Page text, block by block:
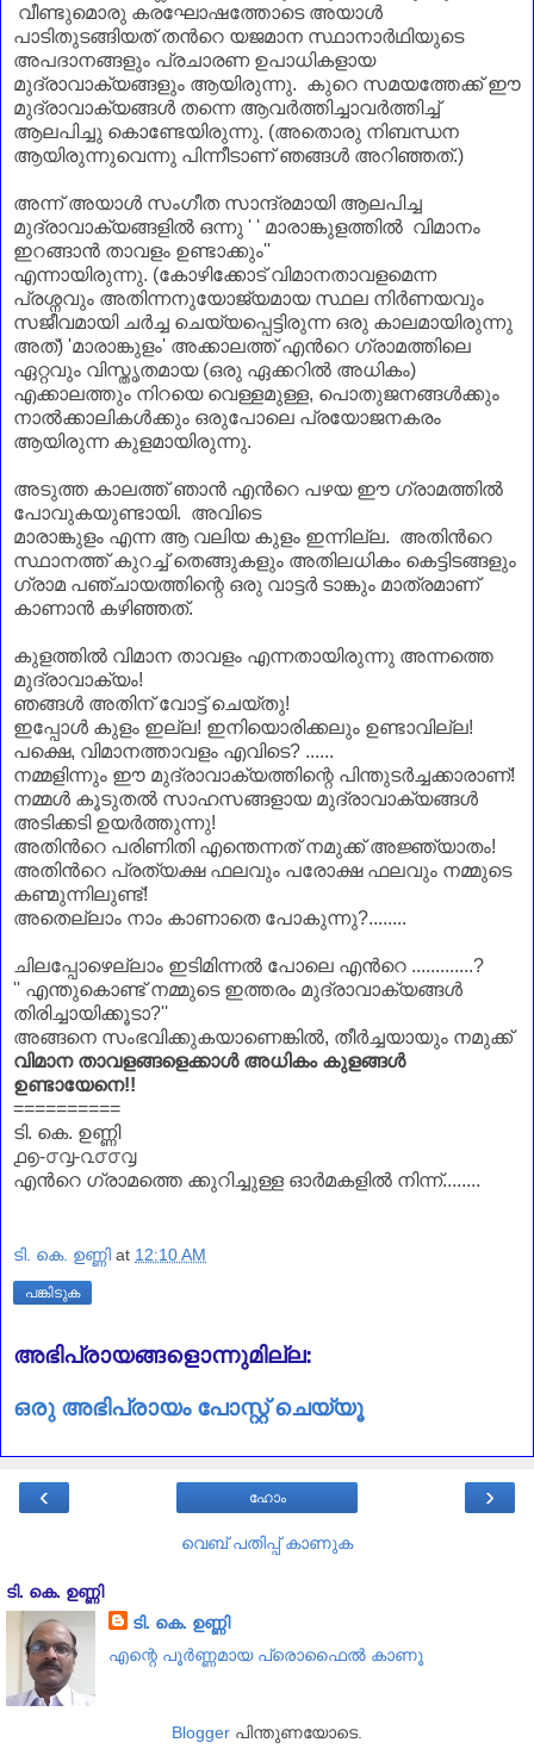
വീണ്ടുമൊരു കരഘോഷത്തോടെ അയാള്‍
പാടിതുടങ്ങിയത്തന്‍റെ യജമാന സ്ഥാനാര്‍ഥിയുടെ
അപദാനങ്ങളും പ്രചാരണ ഉപാധികളായ
മുദ്രാവാക്യങ്ങളും ആയിരുന്നു. കുറെ സമയത്തേക്ക് ഈ
മുദ്രാവാക്യങ്ങള്‍ തന്നെ ആവര്‍ത്തിച്ചാവര്‍ത്തിച്ച്
ആലപിച്ചു കൊണ്ടേയിരുന്നു. (അതൊരു നിബന്ധന
ആയിരുന്നുവെന്നു പിന്നീടാണ് ഞങ്ങള്‍ അറിഞ്ഞത്.)
അന്ന് അയാള്‍ സംഗീത സാന്ദ്രമായി ആലപിച്ച
മുദ്രാവാക്യങ്ങളില്‍ ഒന്നു ' ' മാരാങ്കുളത്തില്‍ വിമാനം
ഇറങ്ങാന്‍ താവളം ഉണ്ടാക്കും''
എന്നായിരുന്നു. (കോഴിക്കോട്വിമാനതാവളമെന്ന
പ്രശ്നവും അതിന്നനുയോജ്യമായ സ്ഥല നിര്‍ണയവും
സജീവമായി ചര്‍ച്ച ചെയ്യപ്പെട്ടിരുന്ന ഒരു കാലമായിരുന്നു
അത്) 'മാരാങ്കുളം' അക്കാലത്ത് എന്‍റെ ഗ്രാമത്തിലെ
ഏറ്റവും വിസ്തൃതമായ (ഒരു ഏക്കറില്‍ അധികം)
എക്കാലത്തും നിറയെ വെള്ളമുള്ള, പൊതുജനങ്ങള്‍ക്കും
നാല്‍ക്കാലികള്‍ക്കും ഒരുപോലെ പ്രയോജനകരം
ആയിരുന്ന കുളമായിരുന്നു.
അടുത്ത കാലത്ത് ഞാന്‍ എന്‍റെ പഴയ ഈ ഗ്രാമത്തില്‍
പോവുകയുണ്ടായി. അവിടെ
മാരാങ്കുളം എന്ന ആ വലിയ കുളം ഇന്നില്ല. അതിന്‍റെ
സ്ഥാനത്ത് കുറച്ച് തെങ്ങുകളും അതിലധികം കെട്ടിടങ്ങളും
ഗ്രാമ പഞ്ചായത്തിന്റെ ഒരു വാട്ടര്‍ ടാങ്കും മാത്രമാണ്
കാണാന്‍ കഴിഞ്ഞത്.
കുളത്തില്‍ വിമാന താവളം എന്നതായിരുന്നു അന്നത്തെ
മുദ്രാവാക്യം!
ഞങ്ങള്‍ അതിന് വോട്ട് ചെയ്തു!
ഇപ്പോള്‍ കുളം ഇല്ല! ഇനിയൊരിക്കലും ഉണ്ടാവില്ല!
പക്ഷെ, വിമാനത്താവളം എവിടെ? ......
നമ്മളിന്നും ഈ മുദ്രാവാക്യത്തിന്റെ പിന്തുടര്‍ച്ചക്കാരാണ്!
നമ്മള്‍ കൂടുതല്‍ സാഹസങ്ങളായ മുദ്രാവാക്യങ്ങള്‍
അടിക്കടി ഉയര്‍ത്തുന്നു!
അതിന്‍റെ പരിണിതി എന്തെന്നത് നമുക്ക് അജ്ഞ്യാതം!
അതിന്‍റെ പ്രത്യക്ഷ ഫലവും പരോക്ഷ ഫലവും നമ്മുടെ
കണ്മുന്നിലുണ്ട്!
അതെല്ലാം നാം കാണാതെ പോകുന്നു?........
ചിലപ്പോഴെല്ലാം ഇടിമിന്നല്‍ പോലെ എന്‍റെ .............?
'' എന്തുകൊണ്ട് നമ്മുടെ ഇത്തരം മുദ്രാവാക്യങ്ങള്‍
തിരിച്ചായിക്കൂടാ?''
അങ്ങനെ സംഭവിക്കുകയാണെങ്കില്‍, തീര്‍ച്ചയായും നമുക്ക്
വിമാന താവളങ്ങളെക്കാള്‍ അധികം കുളങ്ങള്‍
ഉണ്ടായേനെ!!
==========
ടി. കെ. ഉണ്ണി
൧൭-൦൮-൨൦൦൮
എന്‍റെ ഗ്രാമത്തെ ക്കുറിച്ചുള്ള ഓര്‍മകളില്‍ നിന്ന്........
ടി. കെ. ഉണ്ണി at 12:10 AM
പങ്കിടുക
അഭിപ്രായങ്ങളൊന്നുമില്ല:
ഒരു അഭിപ്രായം പോസ്റ്റ് ചെയ്യൂ
‹ ›
ഹോം
വെബ് പതിപ്പ് കാണുക
ടി. കെ. ഉണ്ണി
ടി. കെ. ഉണ്ണി
എന്റെ പൂര്‍ണ്ണമായ പ്രൊഫൈൽ കാണൂ
Blogger പിന്തുണയോടെ.